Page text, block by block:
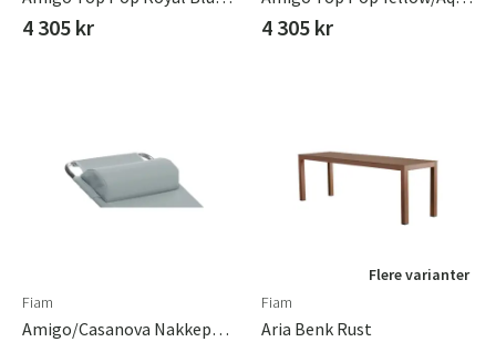
4 305 kr 4 305 kr
Fiam
Amigo/casanova Nakkepute Salviegrønn Olefin
Flere varianter
Fiam
Aria Benk Rust